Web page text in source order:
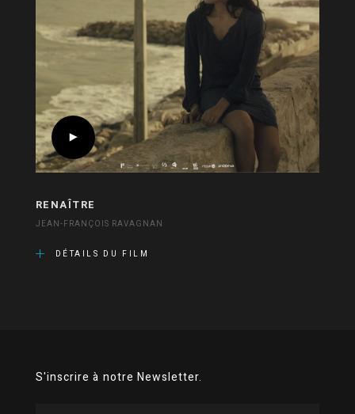
RENAÎTRE
JEAN-FRANÇOIS RAVAGNAN
DÉTAILS DU FILM
S'inscrire à notre Newsletter.